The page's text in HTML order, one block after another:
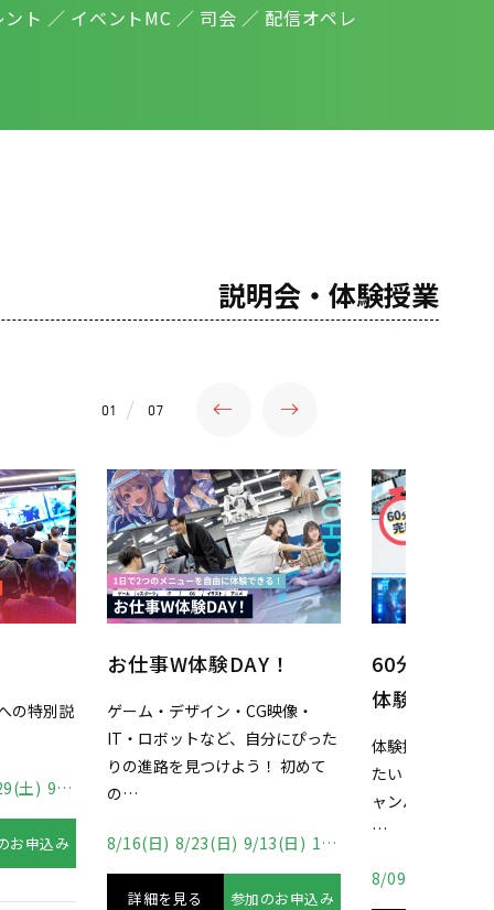
ト ／ イベントMC ／ 司会 ／ 配信オペレ
説明会・体験授業
土) 9/21(月)
像・
ぴった
日) 10/18(日)
お申込み
60分で完結！ちょこっと
体験DAY
体験授業をちょっとだけ受けてみ
たい！ 予定があるけどオープンキ
ャンパスには参加してみたい。
8/09(日) 8/11(火)
esportsプ
験
京都にesportsの
生！ 『APEX』
いった有名タイ
詳細を見る
02 07